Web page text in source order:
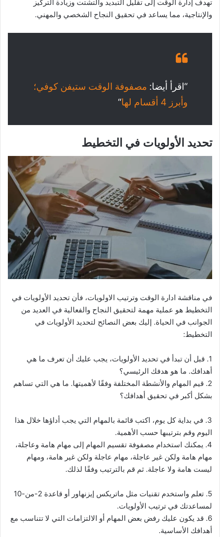
تهدف إدارة الوقت إلى تقليل التبديد والتشتت وزيادة التركيز
والإنتاجية، مما يساعد في تحقيق النجاح الشخصي والمهني.
“اقرأ أيضا: مصفوفة الوقت ستيفن كوفي؛
وأبرز 4 أقسام لها
“
تحديد الأولويات في التخطيط
في مناقشة ادارة الوقت وترتيب الاولويات، فأن تحديد الأولويات في
التخطيط هو عملية مهمة لتحقيق النجاح والفعالية في العديد من
الجوانب في الحياة. إليك بعض النصائح لتحديد الأولويات في
التخطيط:
1. قبل أن تبدأ في تحديد الأولويات، يجب عليك أن تعرف ما هي
أهدافك. ما هو هدفك الرئيسي؟
2. قيم المهام والأنشطة المختلفة وفقًا لأهميتها. ما هي التي تساهم
بشكل أكبر في تحقيق أهدافك؟
3. في بداية كل يوم، اكتب قائمة بالمهام التي يجب أداؤها خلال هذا
اليوم وقم بترتيبها حسب الأهمية.
4. يمكنك استخدام مصفوفة تقسيم المهام إلى مهام هامة وعاجلة،
مهام هامة ولكن غير عاجلة، مهام عاجلة ولكن غير هامة، ومهام
ليست هامة ولا عاجلة. ثم قم بالترتيب وفقًا لذلك.
5. تعلم واستخدم تقنيات مثل ماتريكس إيزنهاور أو قاعدة 2-من-10
لمساعدتك في ترتيب الأولويات.
6. قد يكون عليك رفض بعض المهام أو الالتزامات التي لا تتناسب مع
أهدافك الأساسية.